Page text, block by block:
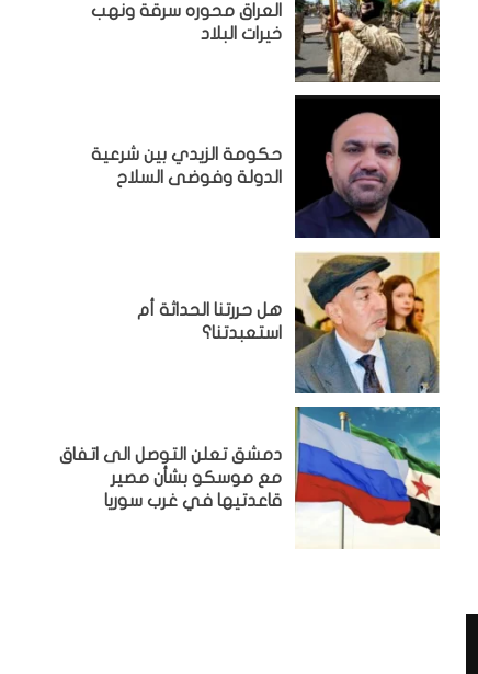
العراق محوره سرقة ونهب
خيرات البلاد
حكومة الزيدي بين شرعية
الدولة وفوضى السلاح
هل حررتنا الحداثة أم
استعبدتنا؟
دمشق تعلن التوصل الى اتفاق
مع موسكو بشأن مصير
قاعدتيها في غرب سوريا